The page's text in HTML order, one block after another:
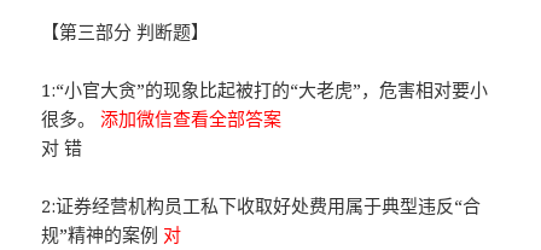
【第三部分 判断题】
1:“小官大贪”的现象比起被打的“大老虎”，危害相对要小
很多。添加微信查看全部答案
对 错
2:证券经营机构员工私下收取好处费用属于典型违反“合
规”精神的案例 对